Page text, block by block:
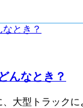
んなとき？
大型トラック